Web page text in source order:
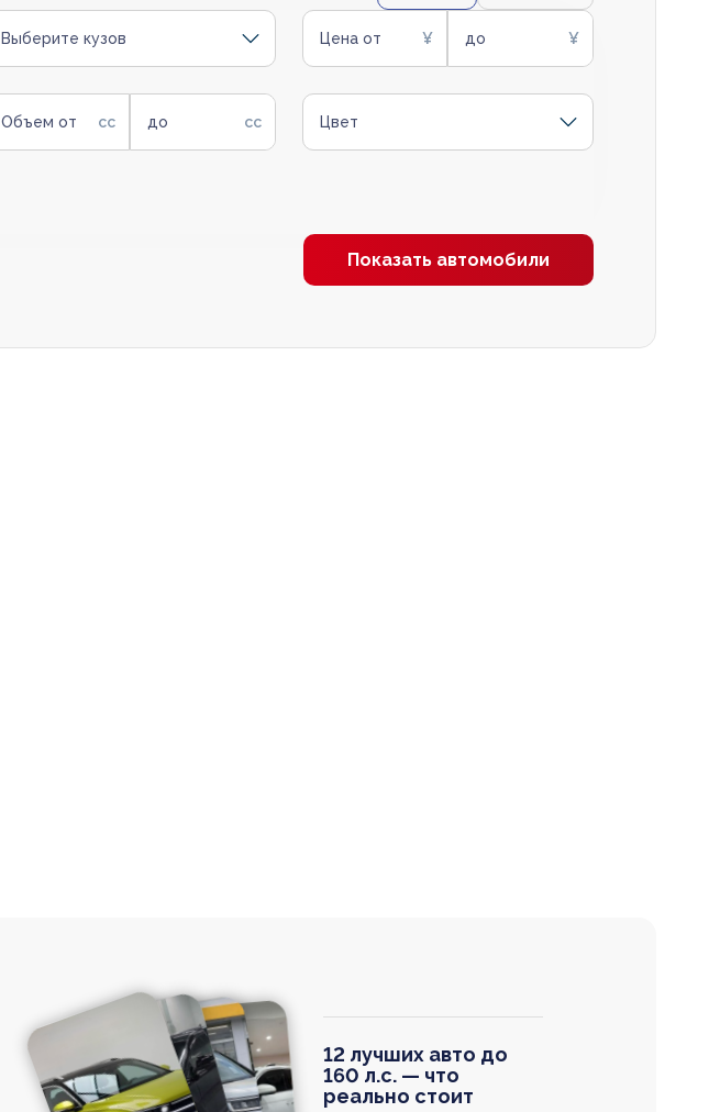
Выберите кузов Цена от до
Объем от до Цвет
Показать автомобили
12 лучших авто до
160 л.с. — что
реально стоит